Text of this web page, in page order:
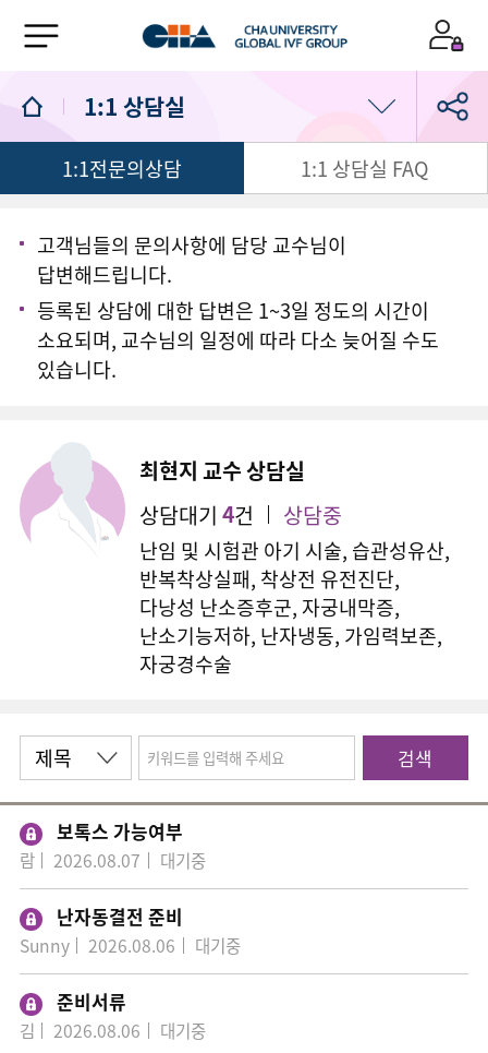
1:1 상담실
의료진/진료일정
진료예약
1:1 상담실
1:1전문의상담 1:1 상담실 FAQ
고객님들의 문의사항에 담당 교수님이
답변해드립니다.
등록된 상담에 대한 답변은 1~3일 정도의 시간이
소요되며, 교수님의 일정에 따라 다소 늦어질 수도
있습니다.
최현지 교수 상담실
상담대기4건 상담중
난임 및 시험관 아기 시술, 습관성유산,
반복착상실패, 착상전 유전진단,
다낭성 난소증후군, 자궁내막증,
난소기능저하, 난자냉동, 가임력보존,
자궁경수술
검색
보톡스 가능여부
람 2026.08.07 대기중
난자동결전 준비
Sunny 2026.08.06 대기중
준비서류
김 2026.08.06 대기중